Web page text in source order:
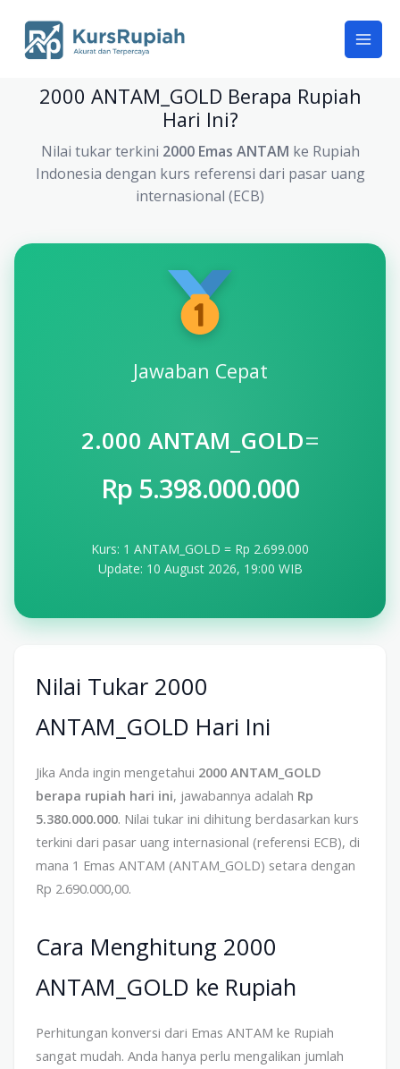
content
2000 ANTAM_GOLD Berapa Rupiah
Hari Ini?
Nilai tukar terkini 2000 Emas ANTAM ke Rupiah
Indonesia dengan kurs referensi dari pasar uang
internasional (ECB)
Jawaban Cepat
2.000 ANTAM_GOLD=
Rp 5.398.000.000
Kurs: 1 ANTAM_GOLD = Rp 2.699.000
Update: 10 August 2026, 19:00 WIB
Nilai Tukar 2000
ANTAM_GOLD Hari Ini
Jika Anda ingin mengetahui 2000 ANTAM_GOLD
berapa rupiah hari ini, jawabannya adalah Rp
5.380.000.000. Nilai tukar ini dihitung berdasarkan kurs
terkini dari pasar uang internasional (referensi ECB), di
mana 1 Emas ANTAM (ANTAM_GOLD) setara dengan
Rp 2.690.000,00.
Cara Menghitung 2000
ANTAM_GOLD ke Rupiah
Perhitungan konversi dari Emas ANTAM ke Rupiah
sangat mudah. Anda hanya perlu mengalikan jumlah